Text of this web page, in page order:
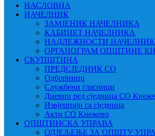
НАСЛОВНА
НАЧЕЛНИК
ЗАМЈЕНИК НАЧЕЛНИКА
КАБИНЕТ НАЧЕЛНИКА
НАДЛЕЖНОСТИ
ОРГАНОГРАМ ОПШТИНЕ
СКУПШТИНА
ПРЕДСЈЕДНИК СО
Одборници
Службени гласници
Дневни ред сједница СО
Извјештаји са сједница
Акти СО Кнежево
ОПШТИНСКА УПРАВА
ОДЈЕЉЕЊЕ ЗА ОПШТУ